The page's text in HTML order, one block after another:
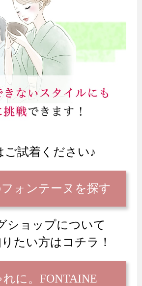
ご試着ください♪
ォンテーヌを探す
ショップについて
たい方はコチラ！
に。FONTAINE